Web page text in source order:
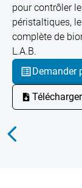
pour contrôler
péristaltiques,
complète de
L.A.B.
Demander